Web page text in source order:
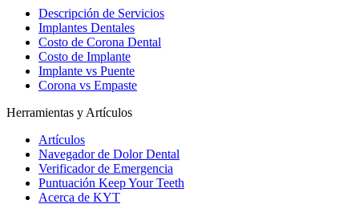
Descripción de Servicios
Implantes Dentales
Costo de Corona Dental
Costo de Implante
Implante vs Puente
Corona vs Empaste
Herramientas y Artículos
Artículos
Navegador de Dolor Dental
Verificador de Emergencia
Puntuación Keep Your Teeth
Acerca de KYT